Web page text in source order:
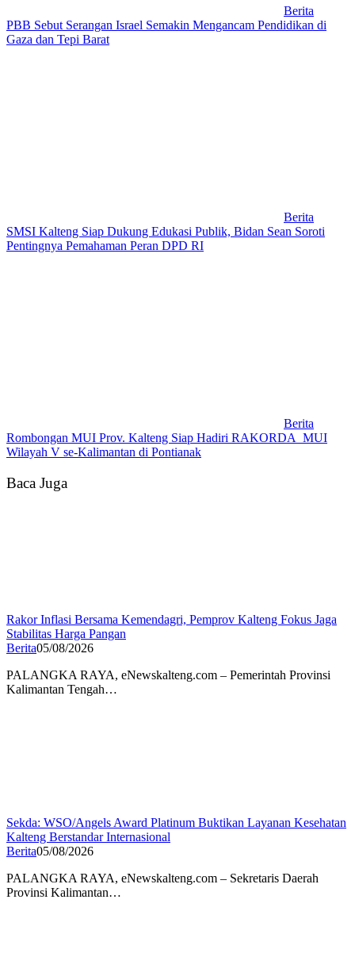
Berita
PBB Sebut Serangan Israel Semakin Mengancam Pendidikan di
Gaza dan Tepi Barat
Berita
SMSI Kalteng Siap Dukung Edukasi Publik, Bidan Sean Soroti
Pentingnya Pemahaman Peran DPD RI
Berita
Rombongan MUI Prov. Kalteng Siap Hadiri RAKORDA MUI
Wilayah V se-Kalimantan di Pontianak
Baca Juga
Rakor Inflasi Bersama Kemendagri, Pemprov Kalteng Fokus Jaga
Stabilitas Harga Pangan
Berita05/08/2026
PALANGKA RAYA, eNewskalteng.com – Pemerintah Provinsi
Kalimantan Tengah…
Sekda: WSO/Angels Award Platinum Buktikan Layanan Kesehatan
Kalteng Berstandar Internasional
Berita05/08/2026
PALANGKA RAYA, eNewskalteng.com – Sekretaris Daerah
Provinsi Kalimantan…